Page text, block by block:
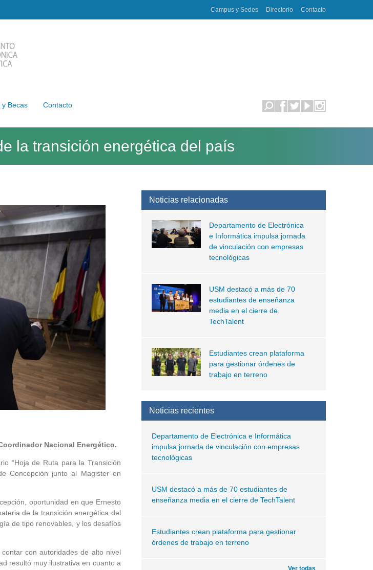
Campus y Sedes Directorio Contacto
y Becas Contacto
la transición energética del país
Nacional Energético.
“Hoja de Ruta para la Transición
Concepción junto al Magister en
oportunidad en que Ernesto
de la transición energética del
de tipo renovables, y los desafíos
con autoridades de alto nivel
resultó muy ilustrativa en cuanto a
Noticias relacionadas
Departamento de Electrónica
e Informática impulsa jornada
de vinculación con empresas
tecnológicas
USM destacó a más de 70
estudiantes de enseñanza
media en el cierre de
TechTalent
Estudiantes crean plataforma
para gestionar órdenes de
trabajo en terreno
Noticias recientes
Departamento de Electrónica e Informática
impulsa jornada de vinculación con empresas
tecnológicas
USM destacó a más de 70 estudiantes de
enseñanza media en el cierre de TechTalent
Estudiantes crean plataforma para gestionar
órdenes de trabajo en terreno
Ver todas